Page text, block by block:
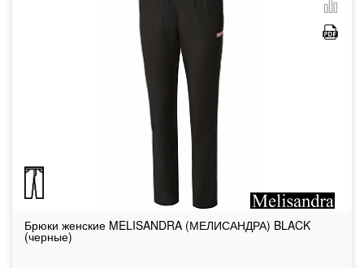
Брюки женские MELISANDRA (МЕЛИСАНДРА) BLACK
(черные)